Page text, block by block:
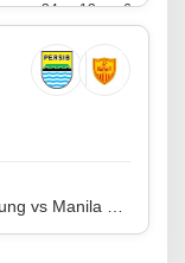
34 13 6
34 11
34 8 10
Persatuan Sepak Bola Indonesia Bandung vs Manila Digger FC